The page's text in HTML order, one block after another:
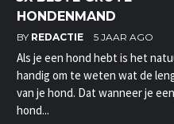
HONDENMAND
BY REDACTIE 5 JAAR AGO
Als je een hond hebt is het
handig om te weten wat de
van je hond. Dat wanneer je
hond...